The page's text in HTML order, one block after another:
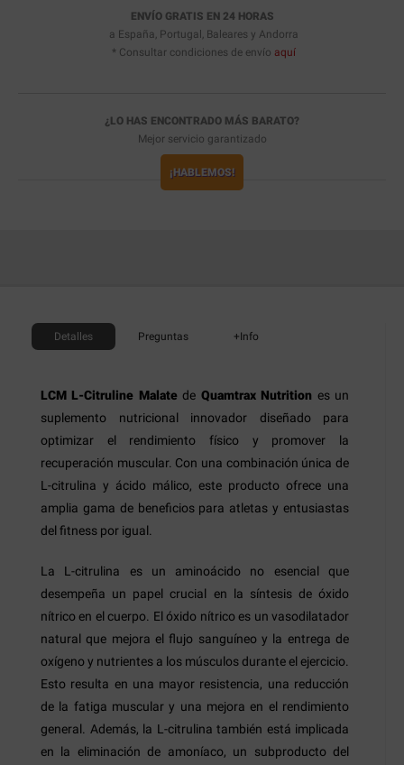
ENVÍO GRATIS EN 24 HORAS
a España, Portugal, Baleares y Andorra
* Consultar condiciones de envío aquí
¿LO HAS ENCONTRADO MÁS BARATO?
Mejor servicio garantizado
¡HABLEMOS!
Detalles Preguntas +Info
LCM L-Citruline Malatede Quamtrax Nutrition es un
suplemento nutricional innovador diseñado para
optimizar el rendimiento físico y promover la
recuperación muscular. Con una combinación única de
L-citrulina y ácido málico, este producto ofrece una
amplia gama de beneficios para atletas y entusiastas
del fitness por igual.
La L-citrulina es un aminoácido no esencial que
desempeña un papel crucial en la síntesis de óxido
nítrico en el cuerpo. El óxido nítrico es un vasodilatador
natural que mejora el flujo sanguíneo y la entrega de
oxígeno y nutrientes a los músculos durante el ejercicio.
Esto resulta en una mayor resistencia, una reducción
de la fatiga muscular y una mejora en el rendimiento
general. Además, la L-citrulina también está implicada
en la eliminación de amoníaco, un subproducto del